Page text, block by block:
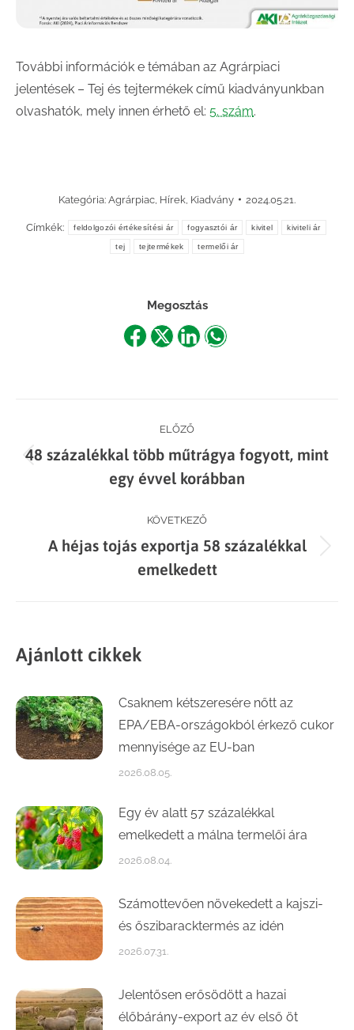
További információk e témában az Agrárpiaci
jelentések – Tej és tejtermékek című kiadványunkban
olvashatók, mely innen érhető el: 5. szám.
Kategória: Agrárpiac Hírek Kiadvány 2024.05.21.
Címkék: feldolgozói értékesítési ár fogyasztói ár kivitel kiviteli ár
tej tejtermékek termelői ár
Megosztás
ShareShareShareShare
navigation
ELŐZŐ
Previous
post:
48 százalékkal több műtrágya fogyott, mint
egy évvel korábban
KÖVETKEZŐ
Next
post:
A héjas tojás exportja 58 százalékkal
emelkedett
Ajánlott cikkek
Csaknem kétszeresére nőtt az
EPA/EBA-országokból érkező cukor
mennyisége az EU-ban
2026.08.05.
Egy év alatt 57 százalékkal
emelkedett a málna termelői ára
2026.08.04.
Számottevően növekedett a kajszi-
és őszibaracktermés az idén
2026.07.31.
Jelentősen erősödött a hazai
élőbárány-export az év első öt